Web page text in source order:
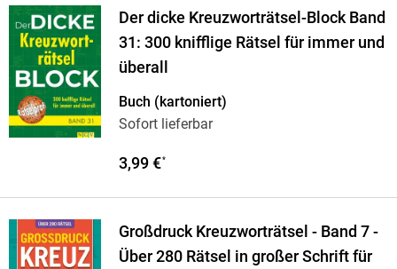
Der dicke Kreuzworträtsel-Block Band
31: 300 knifflige Rätsel für immer und
überall
Buch (kartoniert)
Sofort lieferbar
3,99 €*
Großdruck Kreuzworträtsel - Band 7 -
Über 280 Rätsel in großer Schrift für